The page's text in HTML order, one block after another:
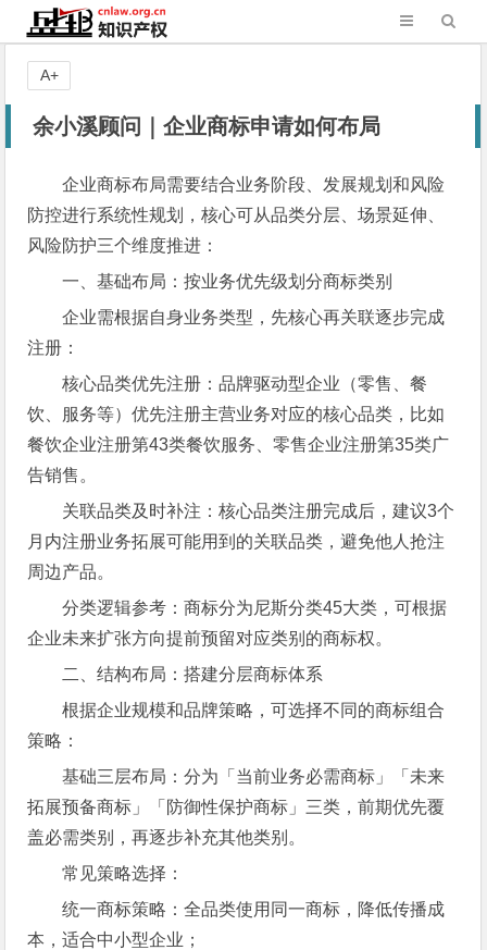
余小溪顾问｜企业商标申请如何布局
企业商标布局需要结合业务阶段、发展规划和风险
防控进行系统性规划，核心可从品类分层、场景延伸、
风险防护三个维度推进：
一、基础布局：按业务优先级划分商标类别
企业需根据自身业务类型，先核心再关联逐步完成
注册：
核心品类优先注册：品牌驱动型企业（零售、餐
饮、服务等）优先注册主营业务对应的核心品类，比如
餐饮企业注册第43类餐饮服务、零售企业注册第35类广
告销售。
关联品类及时补注：核心品类注册完成后，建议3个
月内注册业务拓展可能用到的关联品类，避免他人抢注
周边产品。
分类逻辑参考：商标分为尼斯分类45大类，可根据
企业未来扩张方向提前预留对应类别的商标权。
二、结构布局：搭建分层商标体系
根据企业规模和品牌策略，可选择不同的商标组合
策略：
基础三层布局：分为「当前业务必需商标」「未来
拓展预备商标」「防御性保护商标」三类，前期优先覆
盖必需类别，再逐步补充其他类别。
常见策略选择：
统一商标策略：全品类使用同一商标，降低传播成
本，适合中小型企业；
A+